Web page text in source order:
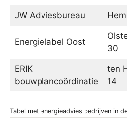
JW Adviesbureau
Energielabel Oost
30
ERIK
bouwplancoördinatie
ten
14
Tabel met energieadvies bedrijven in